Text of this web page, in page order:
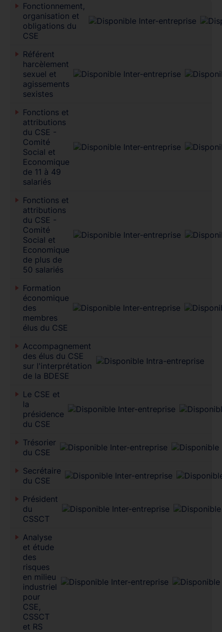
Fonctionnement,
organisation et
obligations du
CSE
Référent
harcèlement
sexuel et
agissements
sexistes
Fonctions et
attributions
du CSE -
Comité
Social et
Economique
de 11 à 49
salariés
Fonctions et
attributions
du CSE -
Comité
Social et
Economique
de plus de
50 salariés
Formation
économique
des
membres
élus du CSE
Accompagnement
des élus du CSE
sur l'interprétation
de la BDESE
Le CSE et
la
présidence
du CSE
Trésorier
du CSE
Secrétaire
du CSE
Président
du
CSSCT
Analyse
et étude
des
risques
en milieu
industriel
pour
CSE,
CSSCT
et RS